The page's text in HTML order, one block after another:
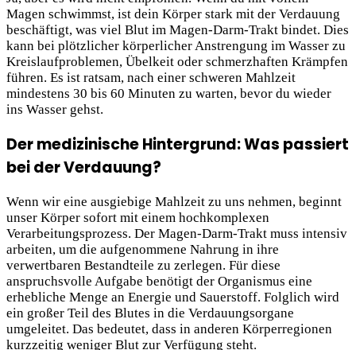
Magen schwimmst, ist dein Körper stark mit der Verdauung
beschäftigt, was viel Blut im Magen-Darm-Trakt bindet. Dies
kann bei plötzlicher körperlicher Anstrengung im Wasser zu
Kreislaufproblemen, Übelkeit oder schmerzhaften Krämpfen
führen. Es ist ratsam, nach einer schweren Mahlzeit
mindestens 30 bis 60 Minuten zu warten, bevor du wieder
ins Wasser gehst.
Der medizinische Hintergrund: Was passiert
bei der Verdauung?
Wenn wir eine ausgiebige Mahlzeit zu uns nehmen, beginnt
unser Körper sofort mit einem hochkomplexen
Verarbeitungsprozess. Der Magen-Darm-Trakt muss intensiv
arbeiten, um die aufgenommene Nahrung in ihre
verwertbaren Bestandteile zu zerlegen. Für diese
anspruchsvolle Aufgabe benötigt der Organismus eine
erhebliche Menge an Energie und Sauerstoff. Folglich wird
ein großer Teil des Blutes in die Verdauungsorgane
umgeleitet. Das bedeutet, dass in anderen Körperregionen
kurzzeitig weniger Blut zur Verfügung steht.